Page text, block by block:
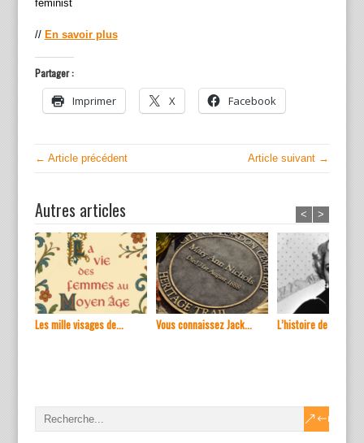
féminist
// En savoir plus
Partager :
Imprimer X Facebook
← Article précédent Article suivant →
Autres articles
Les mille visages de... Vous connaissez Jack... L’histoire de ...
< >